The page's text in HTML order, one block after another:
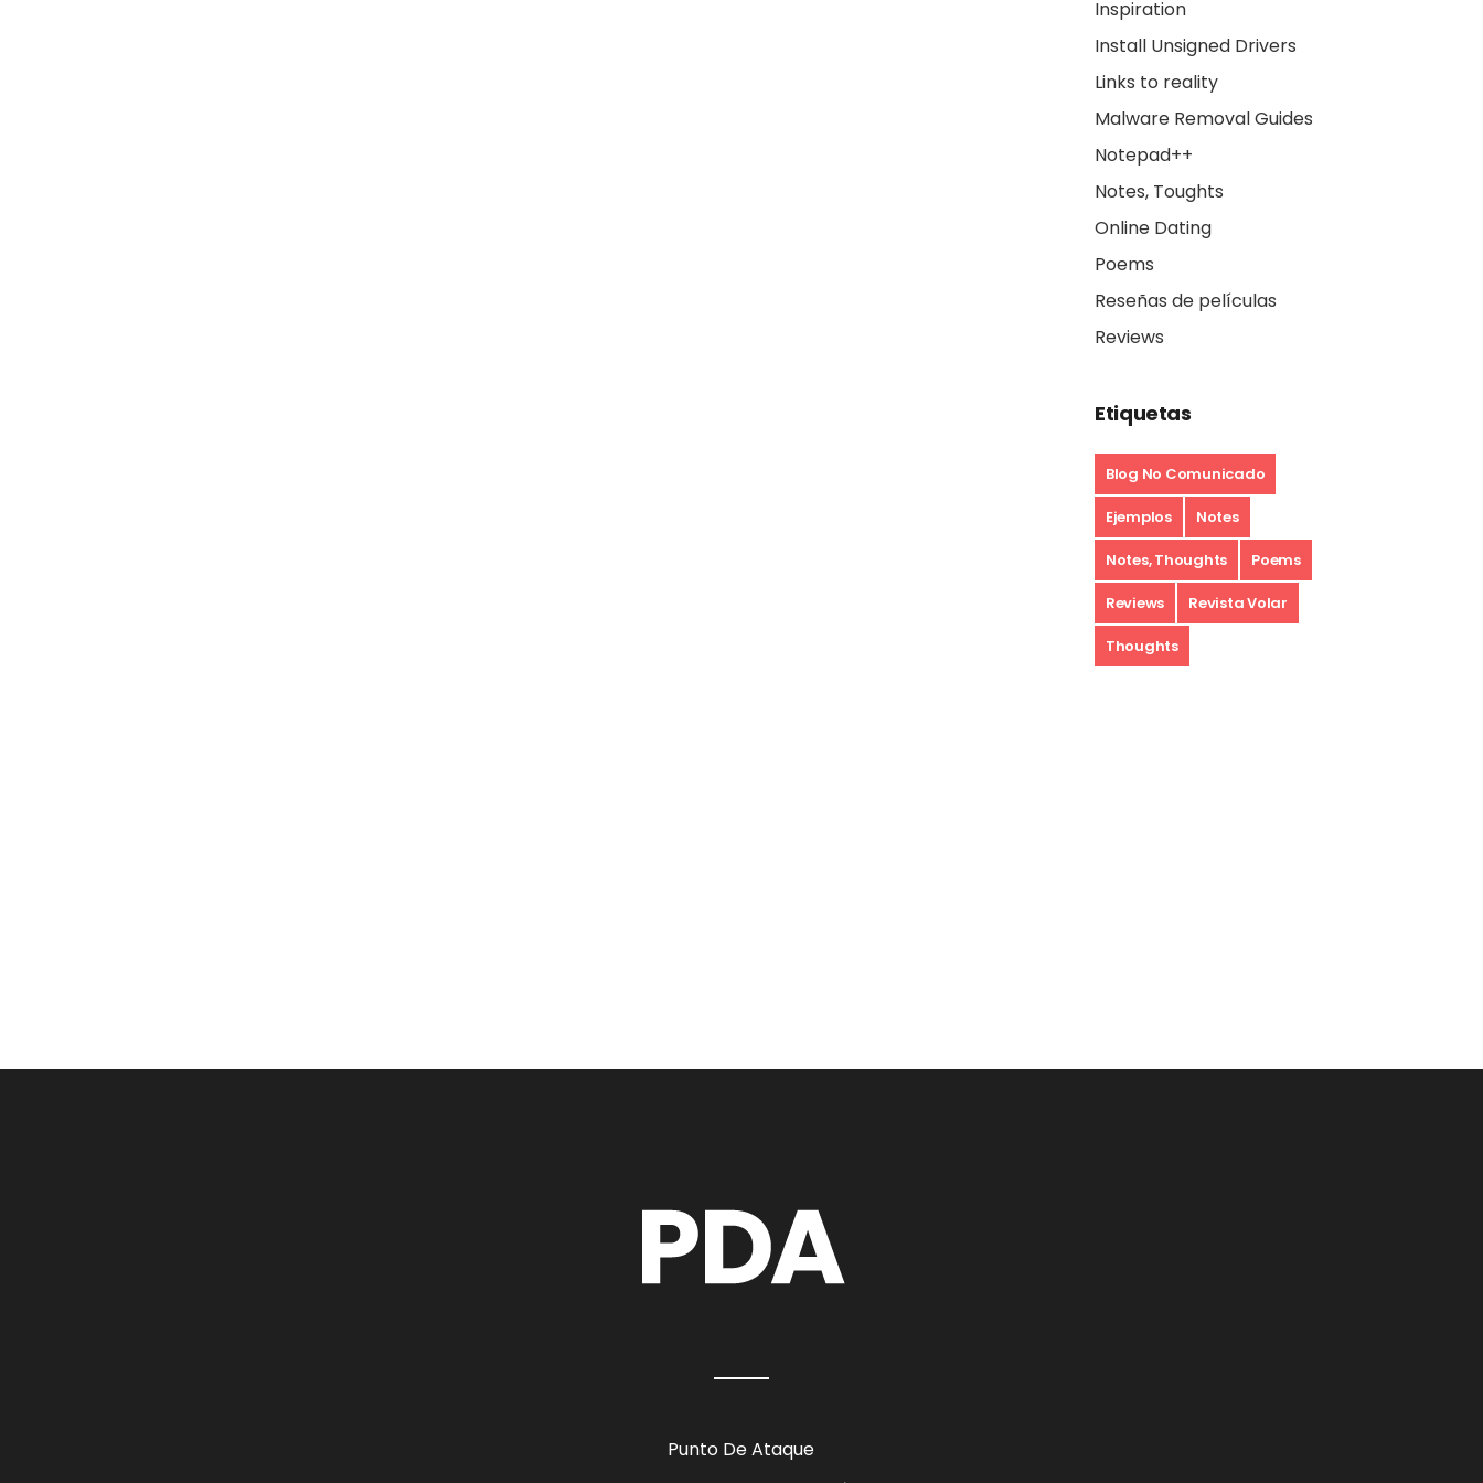
Inspiration
Install Unsigned Drivers
Links to reality
Malware Removal Guides
Notepad++
Notes, Toughts
Online Dating
Poems
Reseñas de películas
Reviews
Etiquetas
Blog No Comunicado
Ejemplos Notes
Notes, Thoughts Poems
Reviews Revista Volar
Thoughts
Punto De Ataque